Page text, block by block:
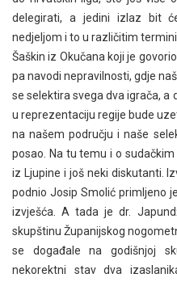
delegirati, a jedini izlaz bit
nedjeljom i to u različitim
Šaškin iz Okučana koji je
pa navodi nepravilnosti, gdje
se selektira svega dva igrača, a
u reprezentaciju regije bude
na našem području i naše
posao. Na tu temu i o
iz Ljupine i još neki diskutanti.
podnio Josip Smolić primljeno
izvješća. A tada je dr.
skupštinu Županijskog
se događale na godišnjoj
nekorektni stav dva